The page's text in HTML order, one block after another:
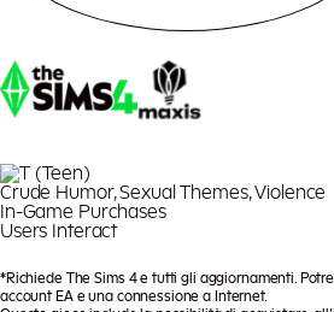
Crude Humor, Sexual Themes, Violence
In-Game Purchases
Users Interact
*Richiede The Sims 4 e tutti gli aggiornamenti.
account EA e una connessione a Internet.